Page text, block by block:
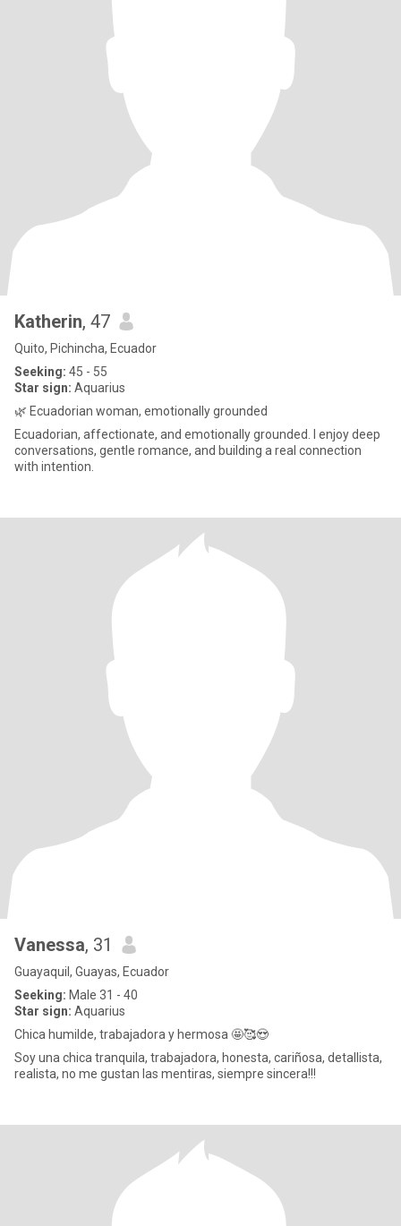
Katherin, 47
Quito, Pichincha, Ecuador
Seeking: 45 - 55
Star sign: Aquarius
🌿 Ecuadorian woman, emotionally grounded
Ecuadorian, affectionate, and emotionally grounded. I enjoy deep
conversations, gentle romance, and building a real connection
with intention.
Vanessa, 31
Guayaquil, Guayas, Ecuador
Seeking: Male 31 - 40
Star sign: Aquarius
Chica humilde, trabajadora y hermosa 🤩🥰😍
Soy una chica tranquila, trabajadora, honesta, cariñosa, detallista,
realista, no me gustan las mentiras, siempre sincera!!!